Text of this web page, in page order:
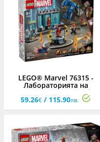
LEGO® Marvel 76315 -
Лабораторията на
Железния човек: Зала с
брони
59.26€ / 115.90лв.